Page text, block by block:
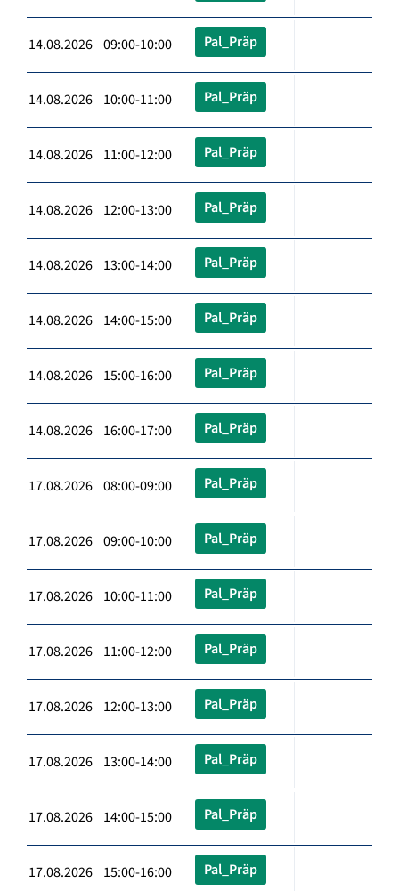
14.08.2026 09:00-10:00 Pal_Präp
14.08.2026 10:00-11:00 Pal_Präp
14.08.2026 11:00-12:00 Pal_Präp
14.08.2026 12:00-13:00 Pal_Präp
14.08.2026 13:00-14:00 Pal_Präp
14.08.2026 14:00-15:00 Pal_Präp
14.08.2026 15:00-16:00 Pal_Präp
14.08.2026 16:00-17:00 Pal_Präp
17.08.2026 08:00-09:00 Pal_Präp
17.08.2026 09:00-10:00 Pal_Präp
17.08.2026 10:00-11:00 Pal_Präp
17.08.2026 11:00-12:00 Pal_Präp
17.08.2026 12:00-13:00 Pal_Präp
17.08.2026 13:00-14:00 Pal_Präp
17.08.2026 14:00-15:00 Pal_Präp
17.08.2026 15:00-16:00 Pal_Präp